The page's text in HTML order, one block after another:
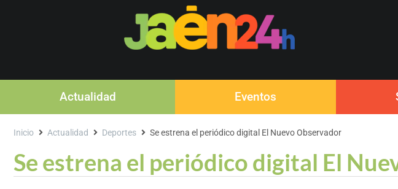
Actualidad Eventos
Se estrena el periódico digital El
Inicio Actualidad Deportes Se estrena el periódico digital El Nuevo Observador